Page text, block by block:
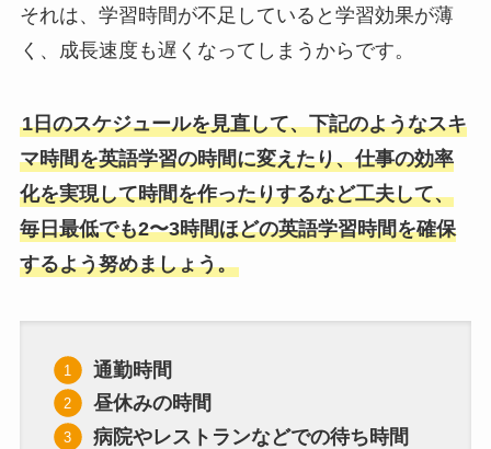
それは、学習時間が不足していると学習効果が薄
く、成長速度も遅くなってしまうからです。
1日のスケジュールを見直して、下記のようなスキ
マ時間を英語学習の時間に変えたり、仕事の効率
化を実現して時間を作ったりするなど工夫して、
毎日最低でも2〜3時間ほどの英語学習時間を確保
するよう努めましょう。
通勤時間
昼休みの時間
病院やレストランなどでの待ち時間